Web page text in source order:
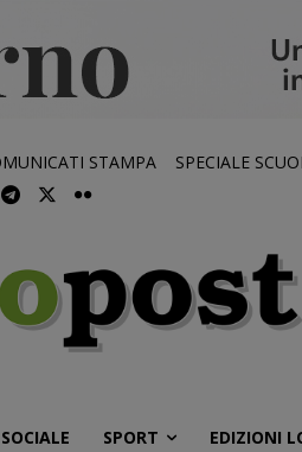
STAMPA SPECIALE
SOCIALE SPORT EDIZIONI